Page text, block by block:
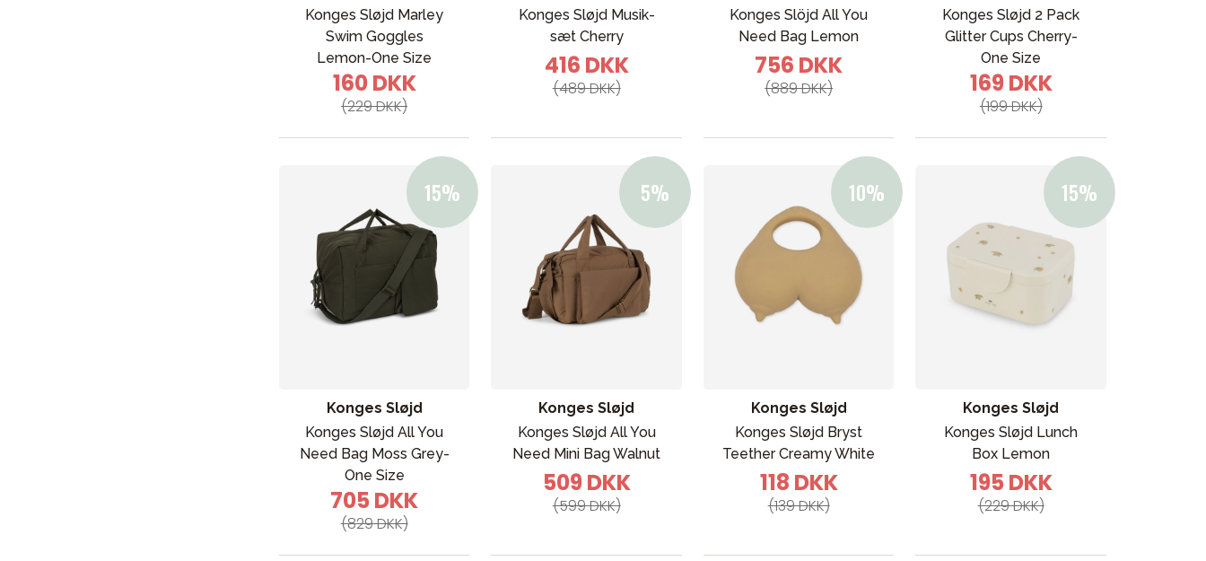
Konges Sløjd Marley
Swim Goggles
Lemon-One Size
160 DKK
(229 DKK)
Konges Sløjd Musik­
sæt Cherry
416 DKK
(489 DKK)
Konges Slöjd All You
Need Bag Lemon
756 DKK
(889 DKK)
Konges Sløjd 2 Pack
Glitter Cups Cherry-
One Size
169 DKK
(199 DKK)
Konges Sløjd
Konges Sløjd All You
Need Bag Moss Grey-
One Size
705 DKK
(829 DKK)
Konges Sløjd
Konges Sløjd All You
Need Mini Bag Walnut
509 DKK
(599 DKK)
Konges Sløjd
Konges Sløjd Bryst
Teether Creamy White
118 DKK
(139 DKK)
Konges Sløjd
Konges Sløjd Lunch
Box Lemon
195 DKK
(229 DKK)